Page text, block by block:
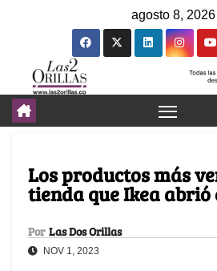
agosto 8, 2026
Los productos más
tienda que Ikea abrió
Por Las Dos Orillas
NOV 1, 2023